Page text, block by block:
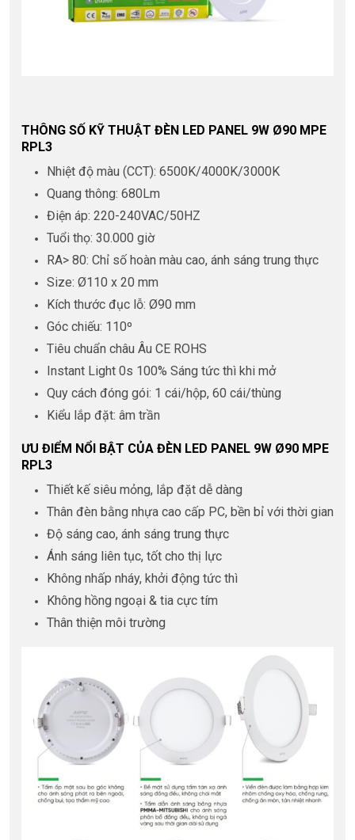
THÔNG SỐ KỸ THUẬT ĐÈN LED PANEL 9W Ø90 MPE
RPL3
Nhiệt độ màu (CCT): 6500K/4000K/3000K
Quang thông: 680Lm
Điện áp: 220-240VAC/50HZ
Tuổi thọ: 30.000 giờ
RA> 80: Chỉ số hoàn màu cao, ánh sáng trung thực
Size: Ø110 x 20 mm
Kích thước đục lỗ: Ø90 mm
Góc chiếu: 110º
Tiêu chuẩn châu Âu CE ROHS
Instant Light 0s 100% Sáng tức thì khi mở
Quy cách đóng gói: 1 cái/hộp, 60 cái/thùng
Kiểu lắp đặt: âm trần
ƯU ĐIỂM NỔI BẬT CỦA ĐÈN LED PANEL 9W Ø90 MPE
RPL3
Thiết kế siêu mỏng, lắp đặt dễ dàng
Thân đèn bằng nhựa cao cấp PC, bền bỉ với thời gian
Độ sáng cao, ánh sáng trung thực
Ánh sáng liên tục, tốt cho thị lực
Không nhấp nháy, khởi động tức thì
Không hồng ngoại & tia cực tím
Thân thiện môi trường